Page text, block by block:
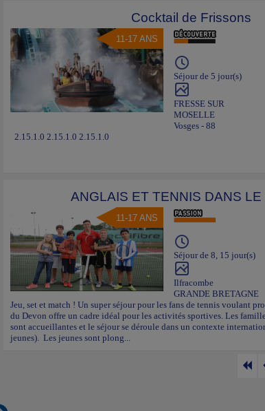
Cocktail de Frissons
11-17 ANS
Séjour de 5 jour(s)
FRESSE SUR
MOSELLE
Vosges - 88
2.15.1.0 2.15.1.0 2.15.1.0
ANGLAIS ET TENNIS DANS LE
11-17 ANS
Séjour de 8, 15 jour(s)
Ilfracombe
GRANDE BRETAGNE
Jeu, set et match ! Un super séjour pour les fans de tennis voulant
du Devon offre un cadre idéal pour les activités sportives. Les
sont accueillantes et le séjour se déroule dans un contexte
jeunes). Les jeunes sont plong...